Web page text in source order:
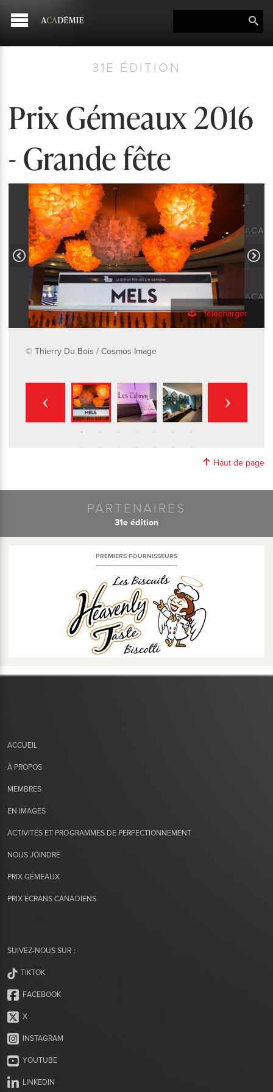
31E ÉDITION
Prix Gémeaux 2016
- Grande fête
Télécharger
© Thierry Du Bois / Cosmos Image
Haut de page
PARTENAIRES
31e édition
PREMIERS FOURNISSEURS
ACCUEIL
À PROPOS
MEMBRES
EN IMAGES
ACTIVITÉS ET PROGRAMMES DE PERFECTIONNEMENT
NOUS JOINDRE
PRIX GÉMEAUX
PRIX ÉCRANS CANADIENS
SUIVEZ-NOUS SUR :
TIKTOK
FACEBOOK
X
INSTAGRAM
YOUTUBE
LINKEDIN